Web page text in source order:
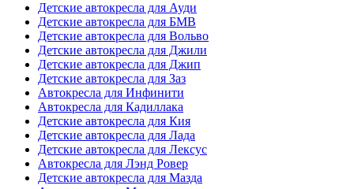
Детские автокресла для Ауди
Детские автокресла для БМВ
Детские автокресла для Вольво
Детские автокресла для Джили
Детские автокресла для Джип
Детские автокресла для Заз
Автокресла для Инфинити
Автокресла для Кадиллака
Детские автокресла для Кия
Детские автокресла для Лада
Детские автокресла для Лексус
Автокресла для Лэнд Ровер
Детские автокресла для Мазда